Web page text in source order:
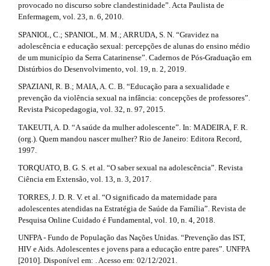
provocado no discurso sobre clandestinidade”. Acta Paulista de
Enfermagem, vol. 23, n. 6, 2010.
SPANIOL, C.; SPANIOL, M. M.; ARRUDA, S. N. “Gravidez na
adolescência e educação sexual: percepções de alunas do ensino médio
de um município da Serra Catarinense”. Cadernos de Pós-Graduação em
Distúrbios do Desenvolvimento, vol. 19, n. 2, 2019.
SPAZIANI, R. B.; MAIA, A. C. B. “Educação para a sexualidade e
prevenção da violência sexual na infância: concepções de professores”.
Revista Psicopedagogia, vol. 32, n. 97, 2015.
TAKEUTI, A. D. “A saúde da mulher adolescente”. In: MADEIRA, F. R.
(org.). Quem mandou nascer mulher? Rio de Janeiro: Editora Record,
1997.
TORQUATO, B. G. S. et al. “O saber sexual na adolescência”. Revista
Ciência em Extensão, vol. 13, n. 3, 2017.
TORRES, J. D. R. V. et al. “O significado da maternidade para
adolescentes atendidas na Estratégia de Saúde da Família”. Revista de
Pesquisa Online Cuidado é Fundamental, vol. 10, n. 4, 2018.
UNFPA - Fundo de População das Nações Unidas. “Prevenção das IST,
HIV e Aids. Adolescentes e jovens para a educação entre pares”. UNFPA
[2010]. Disponível em: . Acesso em: 02/12/2021.